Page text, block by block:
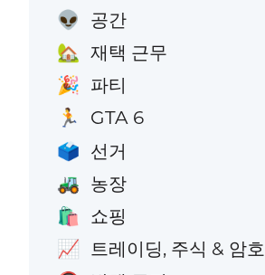
👽 공간
🏡 재택 근무
🎉 파티
🏃 GTA 6
🗳️ 선거
🚜 농장
🛍️ 쇼핑
📈 트레이딩, 주식 & 암